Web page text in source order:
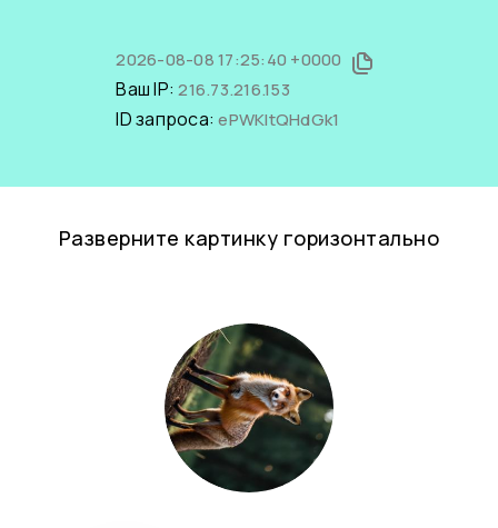
2026-08-08 17:25:40 +0000
Ваш IP:216.73.216.153
ID запроса:ePWKltQHdGk1
Разверните картинку горизонтально